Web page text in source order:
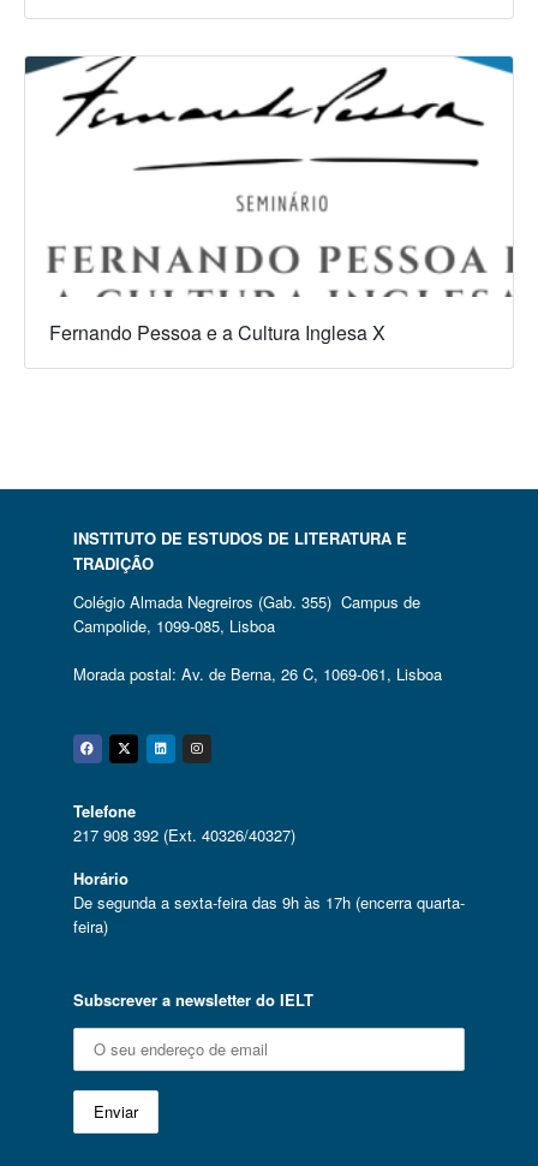
Fernando Pessoa e a Cultura Inglesa X
INSTITUTO DE ESTUDOS DE LITERATURA E
TRADIÇÃO
Colégio Almada Negreiros (Gab. 355) Campus de
Campolide, 1099-085, Lisboa
Morada postal: Av. de Berna, 26 C, 1069-061, Lisboa
Facebook
Twitter
Linkedin
Instagram
Telefone
217 908 392 (Ext. 40326/40327)
Horário
De segunda a sexta-feira das 9h às 17h (encerra quarta-
feira)
Subscrever a newsletter do IELT